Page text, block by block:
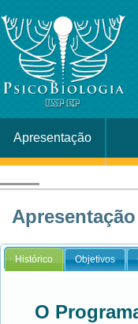
Apresentação
Apresentação
Histórico Objetivos
O